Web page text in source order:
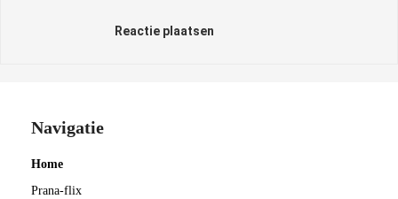
Reactie plaatsen
Navigatie
Home
Prana-flix